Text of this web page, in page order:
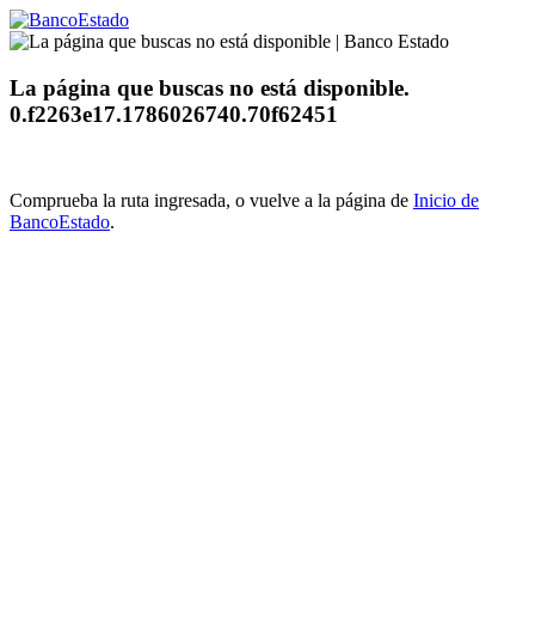
La página que buscas no está disponible.
0.f2263e17.1786026740.70f62451
Comprueba la ruta ingresada, o vuelve a la página de Inicio de
BancoEstado.